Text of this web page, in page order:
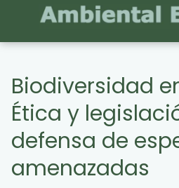
Biodiversidad
Ética y
defensa de
amenazadas